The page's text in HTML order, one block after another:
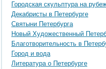
Городская скульптура на
Декабристы в Петербурге
Святыни Петербурга
Новый Художественный
Благотворительность в
Город и вода
Литература о Петербурге